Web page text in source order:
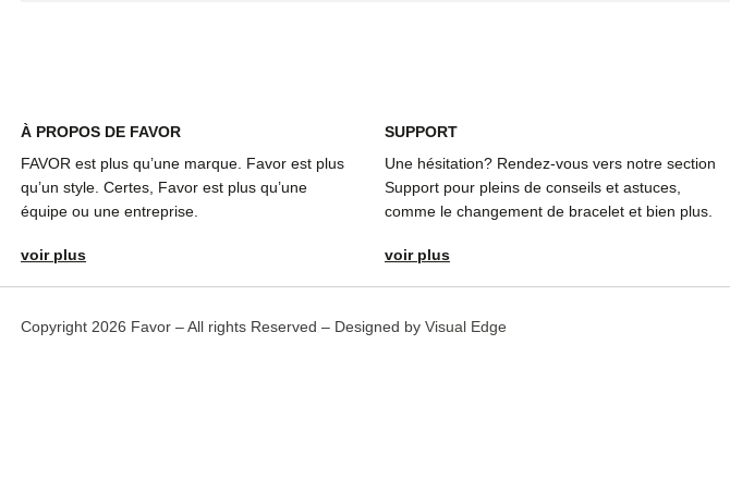
À PROPOS DE FAVOR
FAVOR est plus qu’une marque. Favor est plus
qu’un style. Certes, Favor est plus qu’une
équipe ou une entreprise.
voir plus
SUPPORT
Une hésitation? Rendez-vous vers notre section
Support pour pleins de conseils et astuces,
comme le changement de bracelet et bien plus.
voir plus
Copyright 2026 Favor – All rights Reserved – Designed by Visual Edge